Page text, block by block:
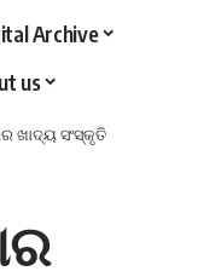
Archive
us
ଖାଦ୍ୟ ସଂସ୍କୃତି